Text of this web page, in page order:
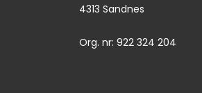
4313 Sandnes
Org. nr: 922 324 204